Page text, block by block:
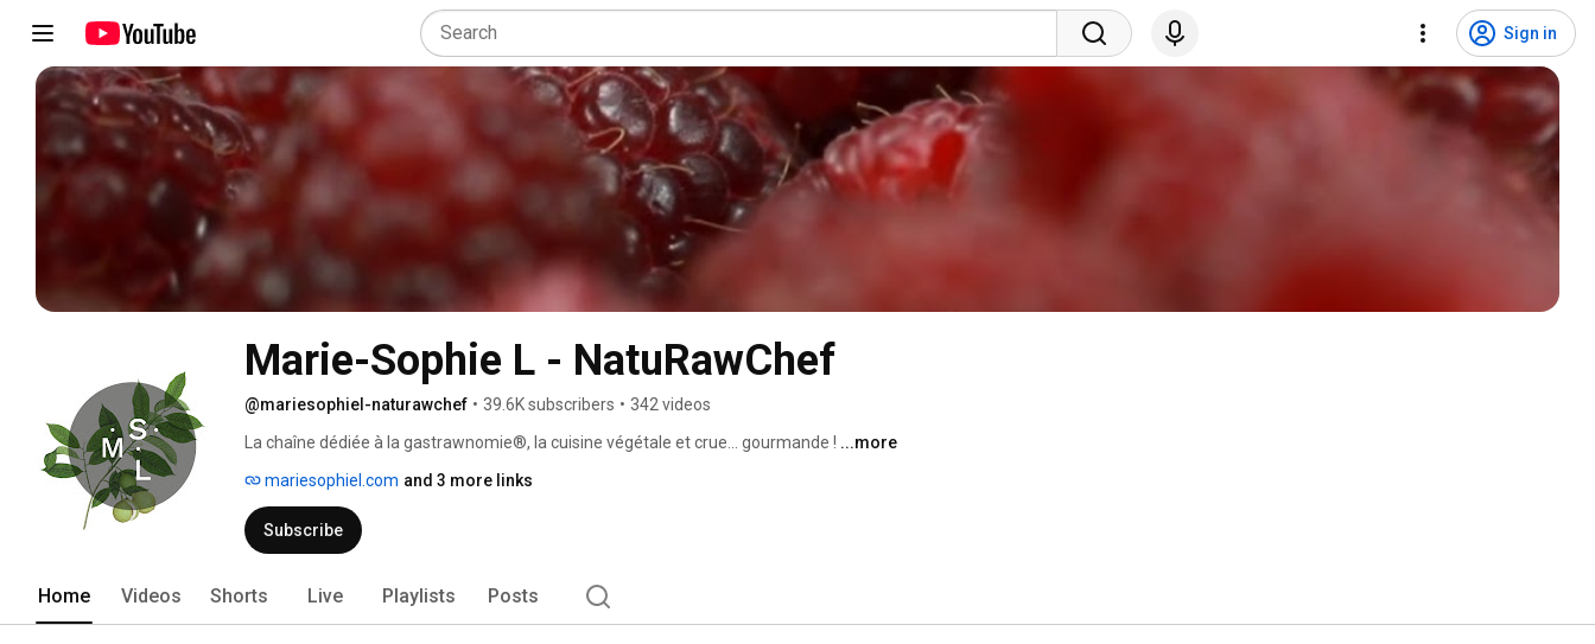
Sign in
Marie-Sophie L - NatuRawChef
@mariesophiel-naturawchef • 39.6K subscribers • 342 videos
La chaîne dédiée à la gastrawnomie®, la cuisine végétale et crue... gourmande ! ...more
mariesophiel.com and 3 more links
Subscribe
Home Videos Shorts Live Playlists Posts